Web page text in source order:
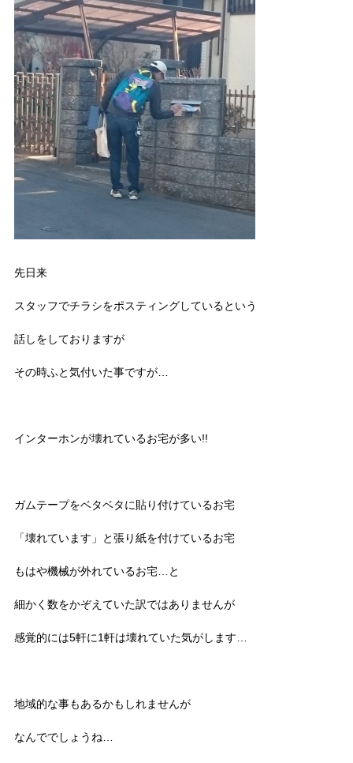
先日来
スタッフでチラシをポスティングしているという
話しをしておりますが
その時ふと気付いた事ですが…
インターホンが壊れているお宅が多い!!
ガムテープをベタベタに貼り付けているお宅
「壊れています」と張り紙を付けているお宅
もはや機械が外れているお宅…と
細かく数をかぞえていた訳ではありませんが
感覚的には5軒に1軒は壊れていた気がします…
地域的な事もあるかもしれませんが
なんででしょうね…